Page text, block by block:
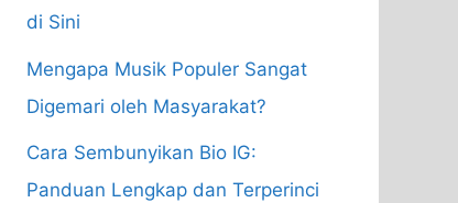
di Sini
Mengapa Musik Populer Sangat
Digemari oleh Masyarakat?
Cara Sembunyikan Bio IG:
Panduan Lengkap dan Terperinci